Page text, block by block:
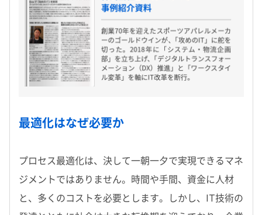
最適化はなぜ必要か
プロセス最適化は、決して一朝一夕で実現できるマネ
ジメントではありません。時間や手間、資金に人材
と、多くのコストを必要とします。しかし、IT技術の